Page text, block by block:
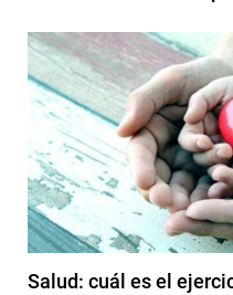
Salud: cuál es el